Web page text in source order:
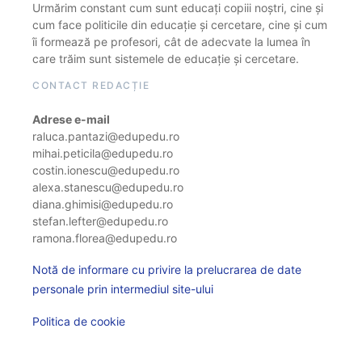
Urmărim constant cum sunt educați copiii noștri, cine și
cum face politicile din educație și cercetare, cine și cum
îi formează pe profesori, cât de adecvate la lumea în
care trăim sunt sistemele de educație și cercetare.
CONTACT REDACȚIE
Adrese e-mail
raluca.pantazi@edupedu.ro
mihai.peticila@edupedu.ro
costin.ionescu@edupedu.ro
alexa.stanescu@edupedu.ro
diana.ghimisi@edupedu.ro
stefan.lefter@edupedu.ro
ramona.florea@edupedu.ro
Notă de informare cu privire la prelucrarea de date
personale prin intermediul site-ului
Politica de cookie